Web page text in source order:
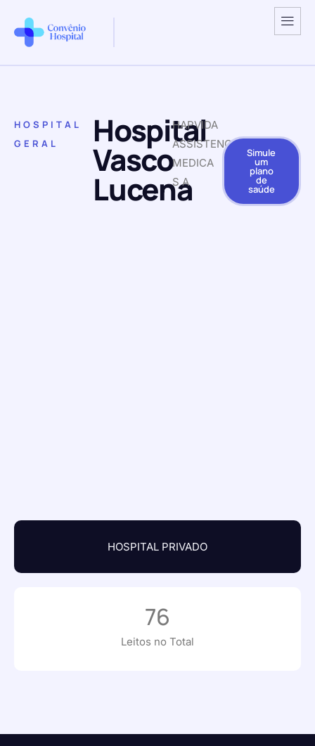
HOSPITAL
GERAL
Hospital
Vasco
Lucena
HAPVIDA
ASSISTENCIA
MEDICA
S A
Simule
um
plano
de
saúde
HOSPITAL PRIVADO
Leitos no Total
76